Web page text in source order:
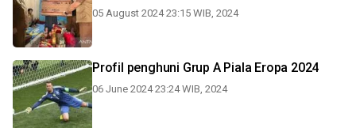
05 August 2024 23:15 WIB, 2024
Profil penghuni Grup A Piala Eropa 2024
06 June 2024 23:24 WIB, 2024